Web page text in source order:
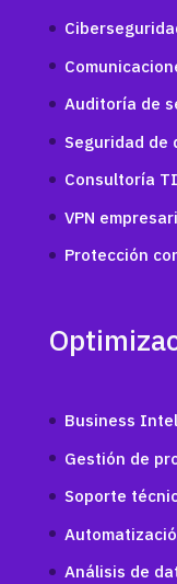
Auditoría de
Seguridad de
Consultoría
VPN
Protección
Business
Gestión de
Soporte
Análisis de